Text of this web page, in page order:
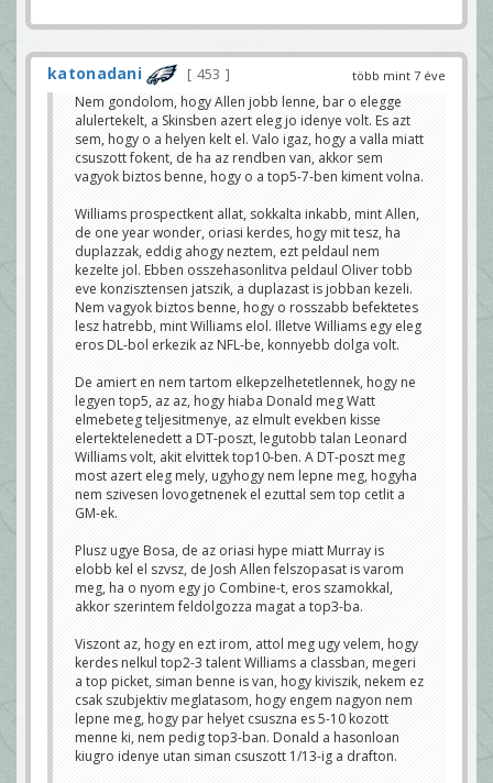
több mint 7 éve
katonadani
453
Nem gondolom, hogy Allen jobb lenne, bar o elegge
alulertekelt, a Skinsben azert eleg jo idenye volt. Es azt
sem, hogy o a helyen kelt el. Valo igaz, hogy a valla miatt
csuszott fokent, de ha az rendben van, akkor sem
vagyok biztos benne, hogy o a top5-7-ben kiment volna.
Williams prospectkent allat, sokkalta inkabb, mint Allen,
de one year wonder, oriasi kerdes, hogy mit tesz, ha
duplazzak, eddig ahogy neztem, ezt peldaul nem
kezelte jol. Ebben osszehasonlitva peldaul Oliver tobb
eve konzisztensen jatszik, a duplazast is jobban kezeli.
Nem vagyok biztos benne, hogy o rosszabb befektetes
lesz hatrebb, mint Williams elol. Illetve Williams egy eleg
eros DL-bol erkezik az NFL-be, konnyebb dolga volt.
De amiert en nem tartom elkepzelhetetlennek, hogy ne
legyen top5, az az, hogy hiaba Donald meg Watt
elmebeteg teljesitmenye, az elmult evekben kisse
elertektelenedett a DT-poszt, legutobb talan Leonard
Williams volt, akit elvittek top10-ben. A DT-poszt meg
most azert eleg mely, ugyhogy nem lepne meg, hogyha
nem szivesen lovogetnenek el ezuttal sem top cetlit a
GM-ek.
Plusz ugye Bosa, de az oriasi hype miatt Murray is
elobb kel el szvsz, de Josh Allen felszopasat is varom
meg, ha o nyom egy jo Combine-t, eros szamokkal,
akkor szerintem feldolgozza magat a top3-ba.
Viszont az, hogy en ezt irom, attol meg ugy velem, hogy
kerdes nelkul top2-3 talent Williams a classban, megeri
a top picket, siman benne is van, hogy kiviszik, nekem ez
csak szubjektiv meglatasom, hogy engem nagyon nem
lepne meg, hogy par helyet csuszna es 5-10 kozott
menne ki, nem pedig top3-ban. Donald a hasonloan
kiugro idenye utan siman csuszott 1/13-ig a drafton.